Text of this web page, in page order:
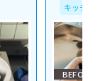
キッチン清
BEFORE